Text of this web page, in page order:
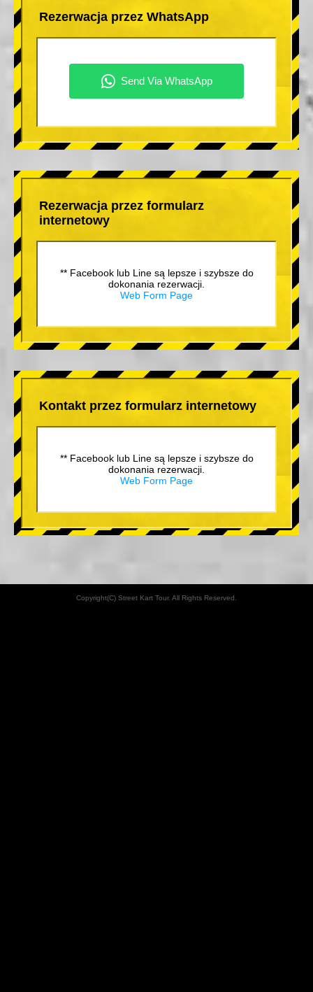
Rezerwacja przez WhatsApp
Rezerwacja przez formularz
internetowy
** Facebook lub Line są lepsze i szybsze do
dokonania rezerwacji.
Web Form Page
Kontakt przez formularz internetowy
** Facebook lub Line są lepsze i szybsze do
dokonania rezerwacji.
Web Form Page
Copyright(C) Street Kart Tour. All Rights Reserved.